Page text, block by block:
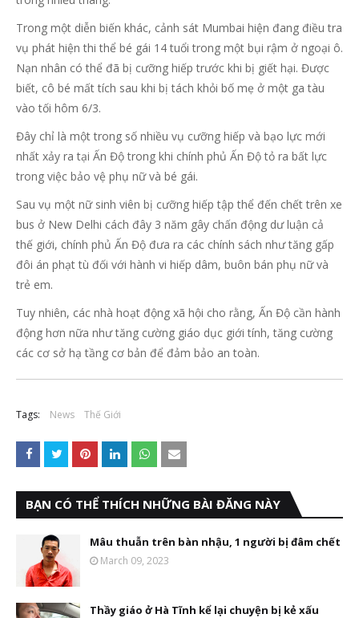
Trong một diễn biến khác, cảnh sát Mumbai hiện đang điều tra
vụ phát hiện thi thể bé gái 14 tuổi trong một bụi rậm ở ngoại ô.
Nạn nhân có thể đã bị cưỡng hiếp trước khi bị giết hại. Được
biết, cô bé mất tích sau khi bị tách khỏi bố mẹ ở một ga tàu
vào tối hôm 6/3.
Đây chỉ là một trong số nhiều vụ cưỡng hiếp và bạo lực mới
nhất xảy ra tại Ấn Độ trong khi chính phủ Ấn Độ tỏ ra bất lực
trong việc bảo vệ phụ nữ và bé gái.
Sau vụ một nữ sinh viên bị cưỡng hiếp tập thể đến chết trên xe
bus ở New Delhi cách đây 3 năm gây chấn động dư luận cả
thế giới, chính phủ Ấn Độ đưa ra các chính sách như tăng gấp
đôi án phạt tù đối với hành vi hiếp dâm, buôn bán phụ nữ và
trẻ em.
Tuy nhiên, các nhà hoạt động xã hội cho rằng, Ấn Độ cần hành
động hơn nữa như tăng cường giáo dục giới tính, tăng cường
các cơ sở hạ tầng cơ bản để đảm bảo an toàn.
Tags: News Thế Giới
BẠN CÓ THỂ THÍCH NHỮNG BÀI ĐĂNG NÀY
Mâu thuẫn trên bàn nhậu, 1 người bị đâm chết
March 09, 2023
Thầy giáo ở Hà Tĩnh kể lại chuyện bị kẻ xấu